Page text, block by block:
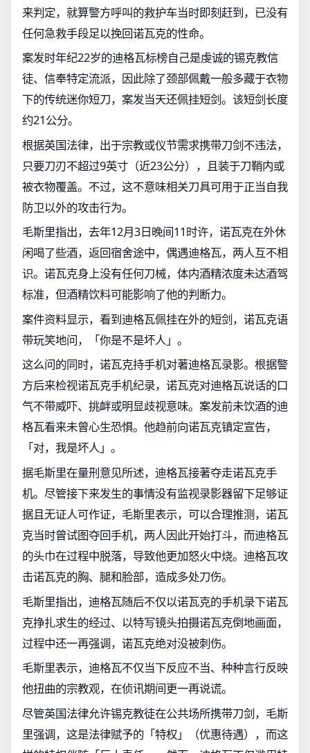
来判定，就算警方呼叫的救护车当时即刻赶到，已没有
任何急救手段足以挽回诺瓦克的性命。
案发时年纪22岁的迪格瓦标榜自己是虔诚的锡克教信
徒、信奉特定流派，因此除了颈部佩戴一般多藏于衣物
下的传统迷你短刀，案发当天还佩挂短剑。该短剑长度
约21公分。
根据英国法律，出于宗教或仪节需求携带刀剑不违法，
只要刀刃不超过9英寸（近23公分），且装于刀鞘内或
被衣物覆盖。不过，这不意味相关刀具可用于正当自我
防卫以外的攻击行为。
毛斯里指出，去年12月3日晚间11时许，诺瓦克在外休
闲喝了些酒，返回宿舍途中，偶遇迪格瓦，两人互不相
识。诺瓦克身上没有任何刀械，体内酒精浓度未达酒驾
标准，但酒精饮料可能影响了他的判断力。
案件资料显示，看到迪格瓦佩挂在外的短剑，诺瓦克语
带玩笑地问，「你是不是坏人」。
这么问的同时，诺瓦克持手机对著迪格瓦录影。根据警
方后来检视诺瓦克手机纪录，诺瓦克对迪格瓦说话的口
气不带威吓、挑衅或明显歧视意味。案发前未饮酒的迪
格瓦看来未曾心生恐惧。他趋前向诺瓦克镇定宣告，
「对，我是坏人」。
据毛斯里在量刑意见所述，迪格瓦接著夺走诺瓦克手
机。尽管接下来发生的事情没有监视录影器留下足够证
据且无证人可作证，毛斯里表示，可以合理推测，诺瓦
克当时曾试图夺回手机，两人因此开始打斗，而迪格瓦
的头巾在过程中脱落，导致他更加怒火中烧。迪格瓦攻
击诺瓦克的胸、腿和脸部，造成多处刀伤。
毛斯里指出，迪格瓦随后不仅以诺瓦克的手机录下诺瓦
克挣扎求生的经过、以特写镜头拍摄诺瓦克倒地画面，
过程中还一再强调，诺瓦克绝对没被刺伤。
毛斯里表示，迪格瓦不仅当下反应不当、种种言行反映
他扭曲的宗教观，在侦讯期间更一再说谎。
尽管英国法律允许锡克教徒在公共场所携带刀剑，毛斯
里强调，这是法律赋予的「特权」（优惠待遇），而这